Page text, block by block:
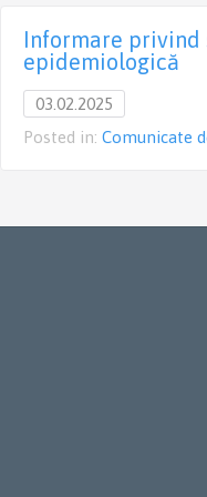
Informare privind
epidemiologică
03.02.2025
Posted in: Comunicate